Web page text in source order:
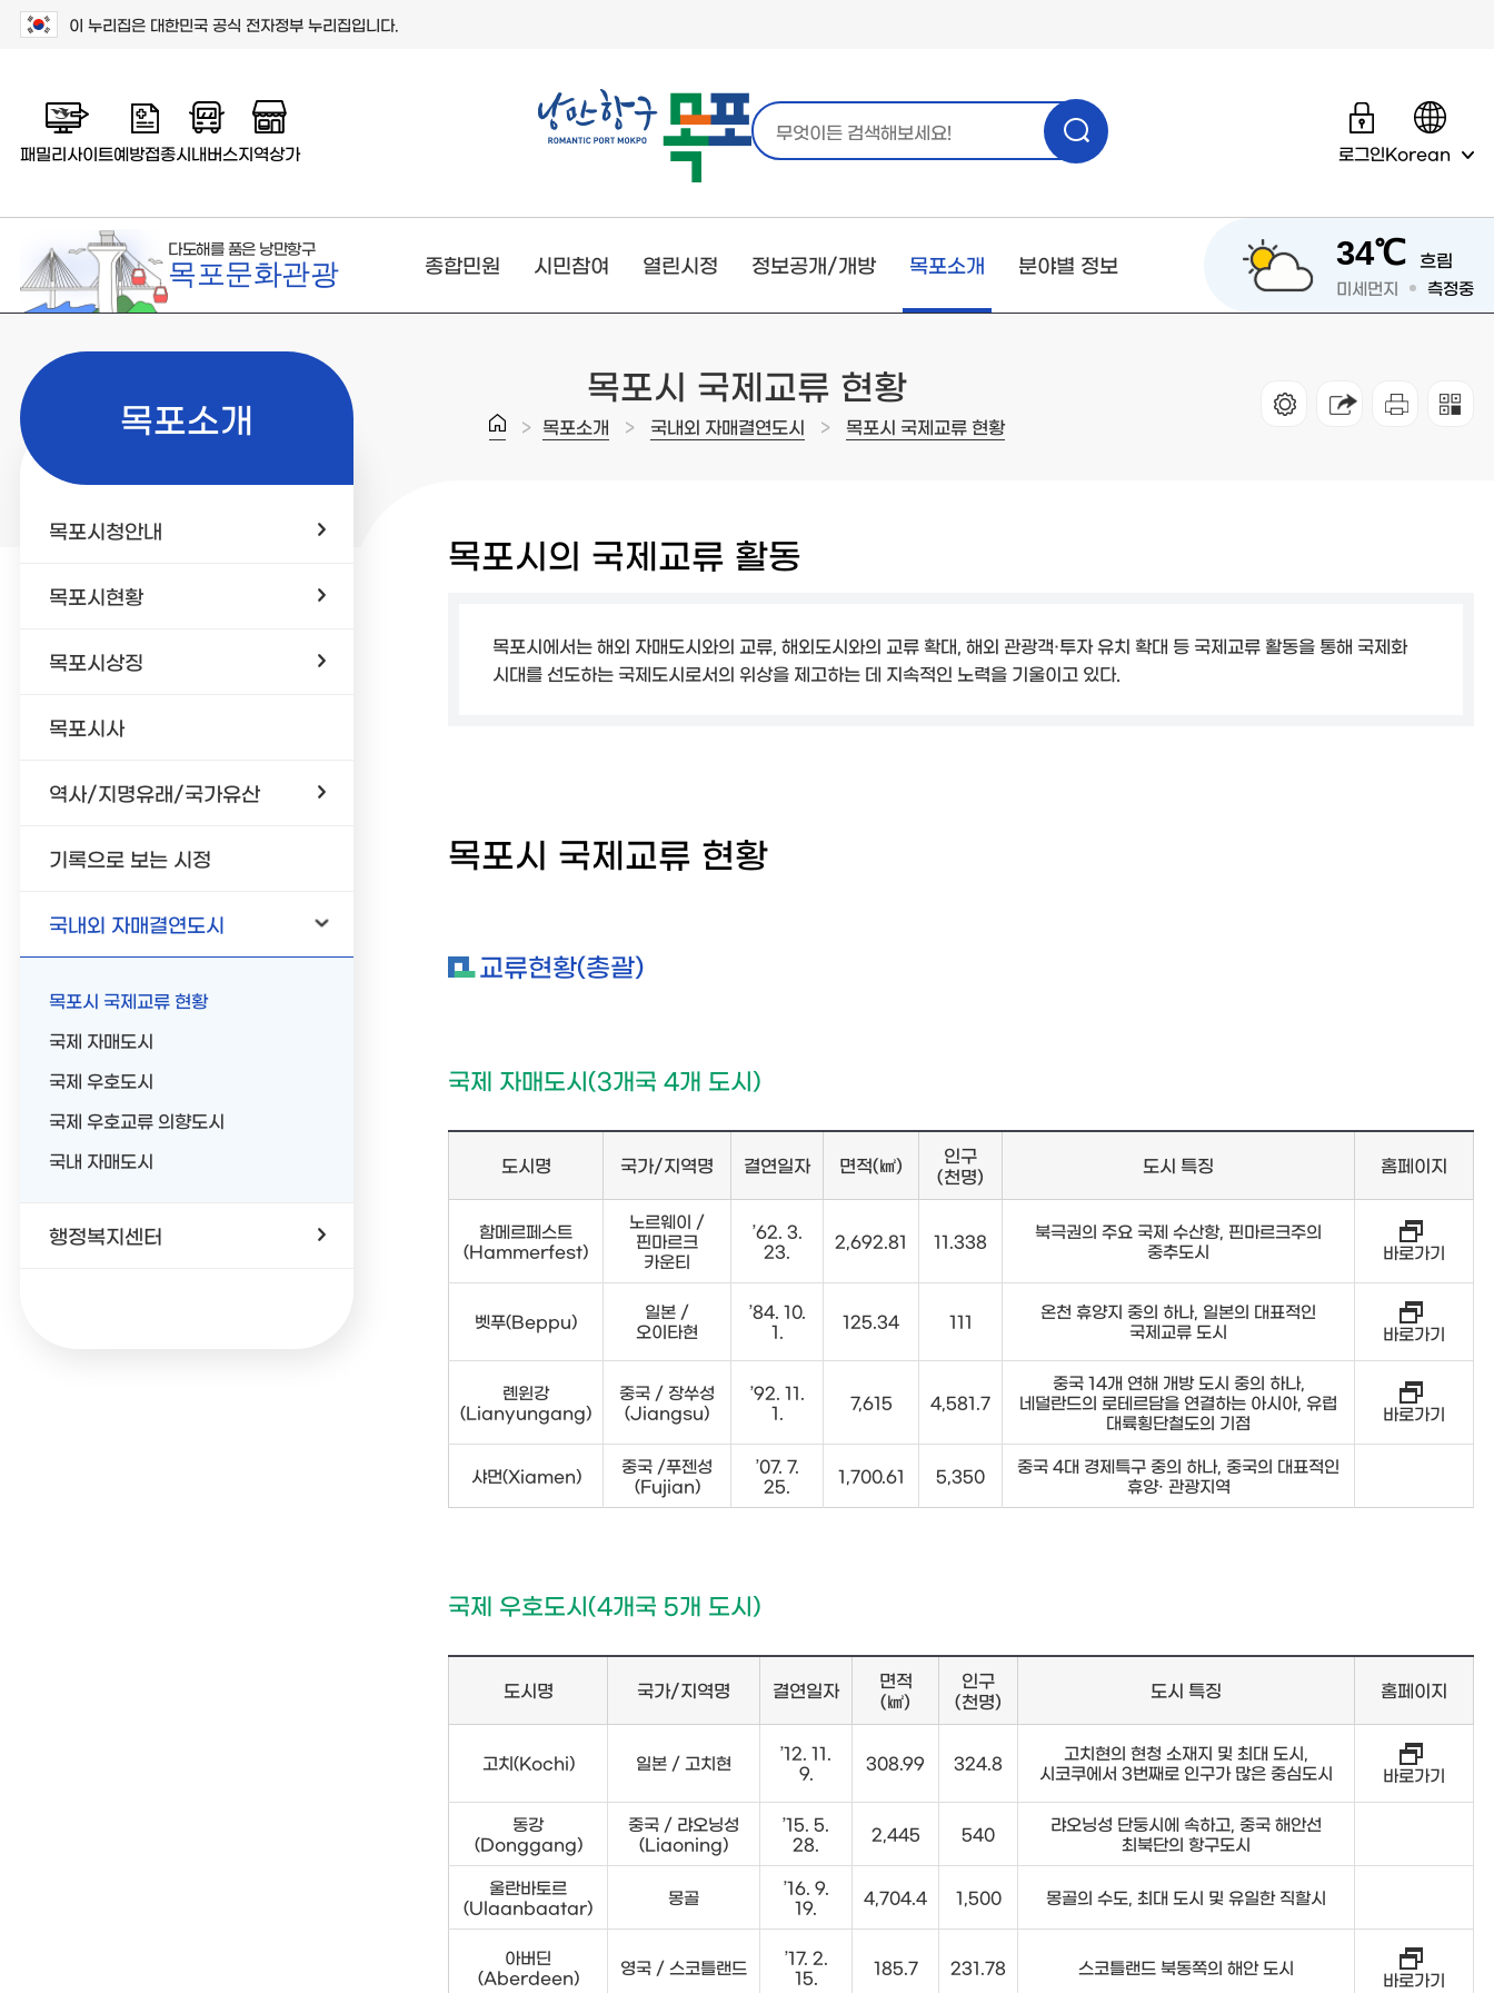
이 누리집은 대한민국 공식 전자정부 누리집입니다.
패밀리사이트예방접종시내버스지역상가 로그인Korean
다도해를 품은 낭만항구
목포문화관광 종합민원 시민참여 열린시정 정보공개/개방 목포소개 분야별 정보 34℃ 흐림
미세먼지 측정중
목포시 국제교류 현황
> 목포소개 > 국내외 자매결연도시 > 목포시 국제교류 현황
목포소개
목포시청안내
목포시현황
목포시상징
목포시사
역사/지명유래/국가유산
기록으로 보는 시정
국내외 자매결연도시
목포시 국제교류 현황
국제 자매도시
국제 우호도시
국제 우호교류 의향도시
국내 자매도시
행정복지센터
목포시의 국제교류 활동
목포시에서는 해외 자매도시와의 교류, 해외도시와의 교류 확대, 해외 관광객·투자 유치 확대 등 국제교류 활동을 통해 국제화
시대를 선도하는 국제도시로서의 위상을 제고하는 데 지속적인 노력을 기울이고 있다.
목포시 국제교류 현황
교류현황(총괄)
국제 자매도시(3개국 4개 도시)
도시명 국가/지역명 결연일자 면적(㎢)
인구
(천명)
도시 특징 홈페이지
함메르페스트
(Hammerfest)
노르웨이 /
핀마르크
카운티
’62. 3.
23.
2,692.81 11.338
북극권의 주요 국제 수산항, 핀마르크주의
중추도시
바로가기
벳푸(Beppu)
일본 /
오이타현
’84. 10.
1.
125.34 111
온천 휴양지 중의 하나, 일본의 대표적인
국제교류 도시
바로가기
롄윈강
(Lianyungang)
중국 / 장쑤성
(Jiangsu)
’92. 11.
1.
7,615 4,581.7
중국 14개 연해 개방 도시 중의 하나,
네덜란드의 로테르담을 연결하는 아시아, 유럽
대륙횡단철도의 기점
바로가기
샤먼(Xiamen)
중국 /푸젠성
(Fujian)
’07. 7.
25.
1,700.61 5,350
중국 4대 경제특구 중의 하나, 중국의 대표적인
휴양· 관광지역
국제 우호도시(4개국 5개 도시)
도시명 국가/지역명 결연일자
면적
(㎢)
인구
(천명)
도시 특징 홈페이지
고치(Kochi) 일본 / 고치현
’12. 11.
9.
308.99 324.8
고치현의 현청 소재지 및 최대 도시,
시코쿠에서 3번째로 인구가 많은 중심도시
바로가기
동강
(Donggang)
중국 / 랴오닝성
(Liaoning)
’15. 5.
28.
2,445 540
랴오닝성 단둥시에 속하고, 중국 해안선
최북단의 항구도시
울란바토르
(Ulaanbaatar)
몽골
’16. 9.
19.
4,704.4 1,500 몽골의 수도, 최대 도시 및 유일한 직할시
아버딘
(Aberdeen)
영국 / 스코틀랜드
’17. 2.
15.
185.7 231.78 스코틀랜드 북동쪽의 해안 도시
바로가기